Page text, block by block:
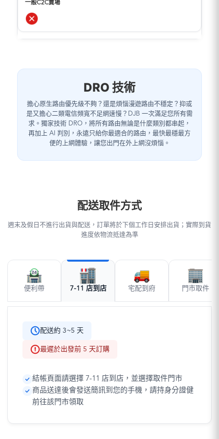
DRO 技術
擔心原生路由優先級不夠？還是煩惱漫遊路由不穩定？抑或
是又擔心二類電信頻寬不足網速慢？DJB 一次滿足您所有需
求。獨家技術 DRO，將所有路由無論是什麼類別都串起，
再加上 AI 判別，永遠只給你最適合的路由，最快最穩最方
便的上網體驗，讓您出門在外上網沒煩惱。
配送取件方式
週末及假日不進行出貨與配送，訂單將於下個工作日安排出貨；實際到貨
進度依物流抵達為準
便利帶 7-11 店到店 宅配到府 門市取件
配送約 3~5 天
最遲於出發前 5 天訂購
結帳頁面請選擇 7-11 店到店，並選擇取件門市
商品送達後會發送簡訊到您的手機，請持身分證健
前往該門市領取